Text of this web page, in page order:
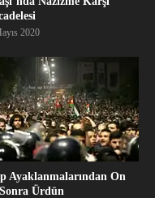
2020
Ayaklanmalarından On
Ürdün